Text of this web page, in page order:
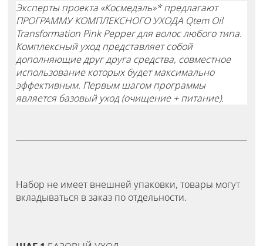
Эксперты проекта «Космедэль»* предлагают
ПРОГРАММУ КОМПЛЕКСНОГО УХОДА Qtem Oil
Transformation Pink Pepper для волос любого типа.
Комплексный уход представляет собой
дополняющие друг друга средства, совместное
использование которых будет максимально
эффективным. Первым шагом программы
является базовый уход (очищение + питание).
Набор не имеет внешней упаковки, товары могут
вкладываться в заказ по отдельности.